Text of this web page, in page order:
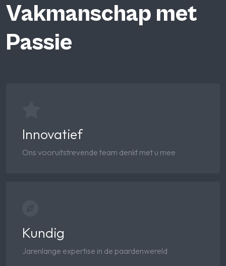
Vakmanschap met
Passie
Innovatief
Ons vooruitstrevende team denkt met u mee
Kundig
Jarenlange expertise in de paardenwereld